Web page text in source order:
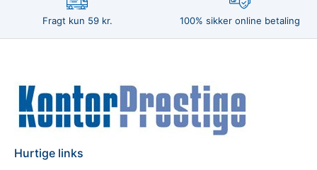
Fragt kun 59 kr. 100% sikker online betaling
Hurtige links